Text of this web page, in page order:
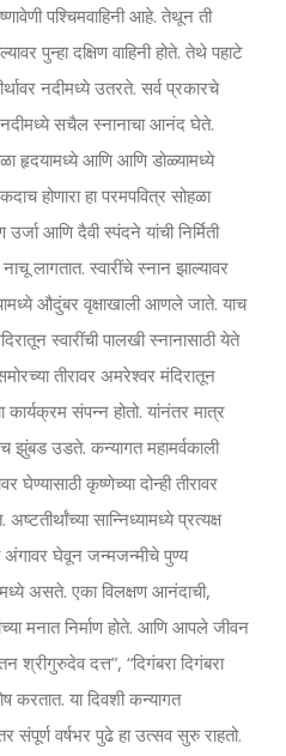
पश्चिमवाहिनी आहे. तेथून ती
पुन्हा दक्षिण वाहिनी होते. तेथे पहाटे
नदीमध्ये उतरते. सर्व प्रकारचे
नदीमध्ये सचैल स्नानाचा आनंद घेते.
हृदयामध्ये आणि आणि डोळ्यामध्ये
होणारा हा परमपवित्र सोहळा
आणि दैवी स्पंदने यांची निर्मिती
लागतात. स्वारींचे स्नान झाल्यावर
औदुंबर वृक्षाखाली आणले जाते. याच
स्वारींची पालखी स्नानासाठी येते
तीरावर अमरेश्वर मंदिरातून
कार्यक्रम संपन्न होतो. यांनंतर मात्र
झुंबड उडते. कन्यागत महामर्वकाली
घेण्यासाठी कृष्णेच्या दोन्ही तीरावर
सान्निध्यामध्ये प्रत्यक्ष
अंगावर घेवून जन्मजन्मीचे पुण्य
असते. एका विलक्षण आनंदाची,
मनात निर्माण होते. आणि आपले जीवन
दत्त”, “दिगंबरा दिगंबरा
करतात. या दिवशी कन्यागत
संपूर्ण वर्षभर पुढे हा उत्सव सुरु राहतो.